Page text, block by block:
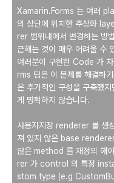
Xamarin.Forms 는 여러
의 상단에 위치한 추상화
rer 범위내에서 변경하는
근해는 것이 매우 어려울
여러분이 구현한 Code 가
rms 팀은 이 문제를 해결
은 추가적인 구성을 구축했
게 명확하지 않습니다.
사용자지정 renderer 를 생
져 있지 않은 base
않은 method 를 재정의 해
rer 가 control 의 특정
stom type (e.g